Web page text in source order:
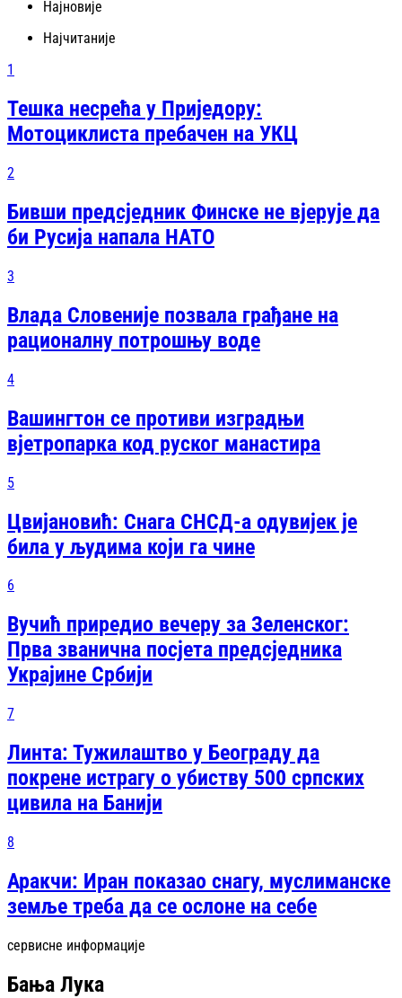
Најновије
Најчитаније
1
Тешка несрећа у Приједору:
Мотоциклиста пребачен на УКЦ
2
Бивши предсједник Финске не вјерује да
би Русија напала НАТО
3
Влада Словеније позвала грађане на
рационалну потрошњу воде
4
Вашингтон се противи изградњи
вјетропарка код руског манастира
5
Цвијановић: Снага СНСД-а одувијек је
била у људима који га чине
6
Вучић приредио вечеру за Зеленског:
Прва званична посjета предсjедника
Украјине Србији
7
Линта: Тужилаштво у Београду да
покрене истрагу о убиству 500 српских
цивила на Банији
8
Аракчи: Иран показао снагу, муслиманске
земље треба да се ослоне на себе
сервисне информације
Бања Лука